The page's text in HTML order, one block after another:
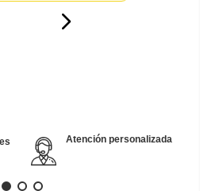
Atención personalizada